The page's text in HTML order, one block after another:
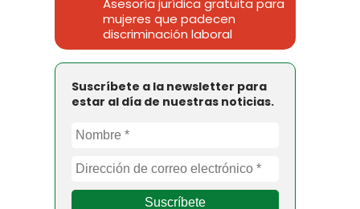
Asesoría jurídica gratuita para
mujeres que padecen
discriminación laboral
Suscríbete a la newsletter para
estar al día de nuestras noticias.